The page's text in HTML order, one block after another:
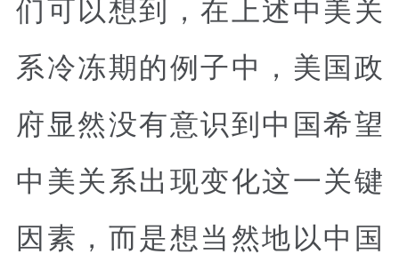
系冷冻期的例子中，美国政
府显然没有意识到中国希望
中美关系出现变化这一关键
因素，而是想当然地以中国